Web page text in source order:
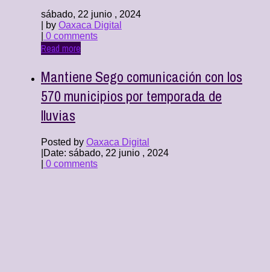
sábado, 22 junio , 2024
| by Oaxaca Digital
0 comments
Read more
Mantiene Sego comunicación con los
570 municipios por temporada de
lluvias
Posted by Oaxaca Digital
Date: sábado, 22 junio , 2024
0 comments